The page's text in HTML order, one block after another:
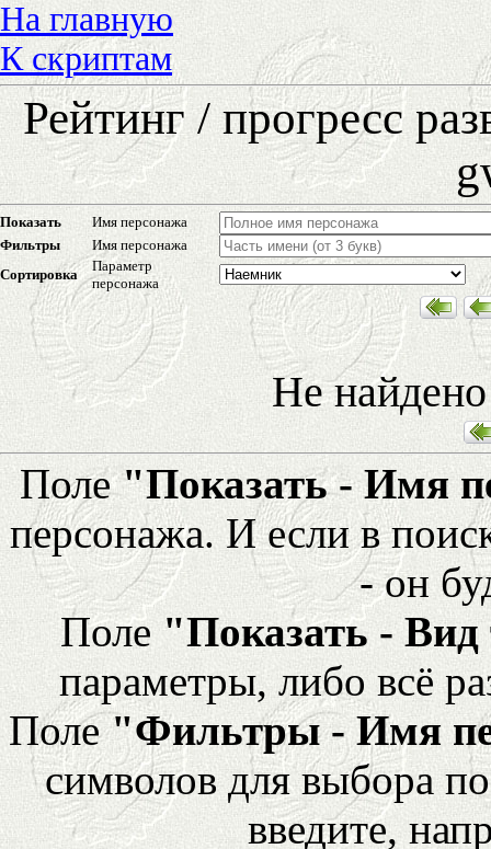
На главную
К скриптам
Рейтинг / прогресс
Показать
Имя персонажа
Фильтры
Имя персонажа
Сортировка
Параметр
персонажа
Не
Поле"Показать - Имя
персонажа. И если в
- он
Поле "Показать -
параметры, либо всё
Поле"Фильтры - Имя
символов для выбора
введите,